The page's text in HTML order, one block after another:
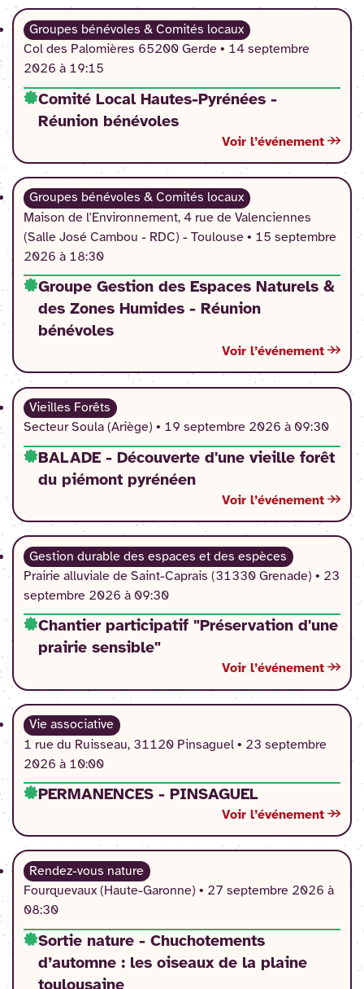
Groupes bénévoles & Comités locaux
Col des Palomières 65200 Gerde • 14 septembre
2026 à 19:15
Comité Local Hautes-Pyrénées -
Réunion bénévoles
Voir l’événement
Groupes bénévoles & Comités locaux
Maison de l'Environnement, 4 rue de Valenciennes
(Salle José Cambou - RDC) - Toulouse • 15 septembre
2026 à 18:30
Groupe Gestion des Espaces Naturels &
des Zones Humides - Réunion
bénévoles
Voir l’événement
Vieilles Forêts
Secteur Soula (Ariège) • 19 septembre 2026 à 09:30
BALADE - Découverte d'une vieille forêt
du piémont pyrénéen
Voir l’événement
Gestion durable des espaces et des espèces
Prairie alluviale de Saint-Caprais (31330 Grenade) • 23
septembre 2026 à 09:30
Chantier participatif "Préservation d'une
prairie sensible"
Voir l’événement
Vie associative
1 rue du Ruisseau, 31120 Pinsaguel • 23 septembre
2026 à 10:00
PERMANENCES - PINSAGUEL
Voir l’événement
Rendez-vous nature
Fourquevaux (Haute-Garonne) • 27 septembre 2026 à
08:30
Sortie nature - Chuchotements
d’automne : les oiseaux de la plaine
toulousaine